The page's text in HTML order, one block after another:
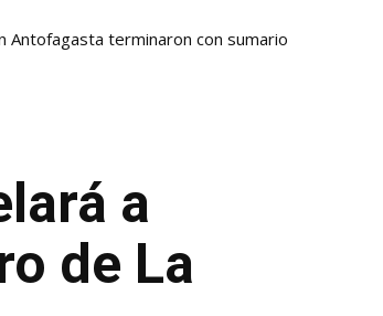
Antofagasta terminaron con sumario
a
de La